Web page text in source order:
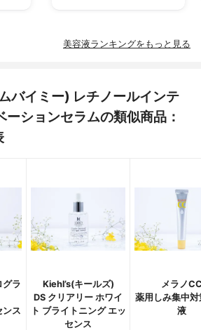
美容液ランキングをもっと見る
バイミー) レチノールインテ
ーションセラムの類似商品：
ラ
ンス
Kiehl’s(キールズ)
DS クリアリー ホワイ
ト ブライトニング エッ
センス
メラノ
薬用しみ集中対
液